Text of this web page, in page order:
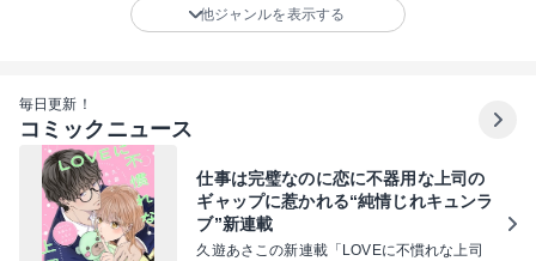
他ジャンルを表示する
毎日更新！
コミックニュース
仕事は完璧なのに恋に不器用な上司の
ギャップに惹かれる“純情じれキュンラ
ブ”新連載
久遊あさこの新連載「LOVEに不慣れな上司